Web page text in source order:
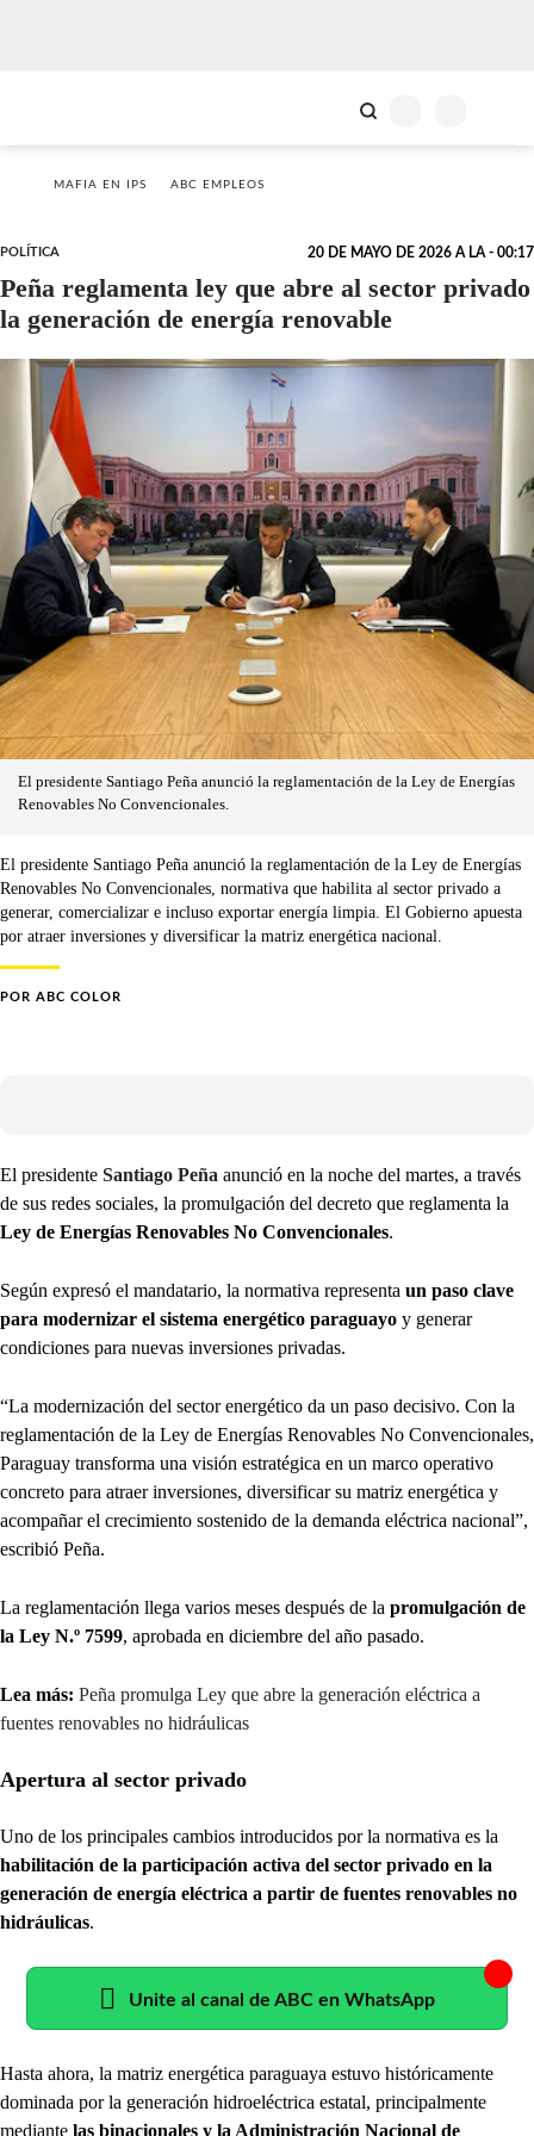
MAFIA EN IPS ABC EMPLEOS
POLÍTICA 20 DE MAYO DE 2026 A LA - 00:17
Peña reglamenta ley que abre al sector privado
la generación de energía renovable
El presidente Santiago Peña anunció la reglamentación de la Ley de Energías
Renovables No Convencionales.
El presidente Santiago Peña anunció la reglamentación de la Ley de Energías
Renovables No Convencionales, normativa que habilita al sector privado a
generar, comercializar e incluso exportar energía limpia. El Gobierno apuesta
por atraer inversiones y diversificar la matriz energética nacional.
POR ABC COLOR
El presidente Santiago Peña anunció en la noche del martes, a través
de sus redes sociales, la promulgación del decreto que reglamenta la
Ley de Energías Renovables No Convencionales.
Según expresó el mandatario, la normativa representa un paso clave
para modernizar el sistema energético paraguayo y generar
condiciones para nuevas inversiones privadas.
“La modernización del sector energético da un paso decisivo. Con la
reglamentación de la Ley de Energías Renovables No Convencionales,
Paraguay transforma una visión estratégica en un marco operativo
concreto para atraer inversiones, diversificar su matriz energética y
acompañar el crecimiento sostenido de la demanda eléctrica nacional”,
escribió Peña.
La reglamentación llega varios meses después de la promulgación de
la Ley N.º 7599, aprobada en diciembre del año pasado.
Lea más: Peña promulga Ley que abre la generación eléctrica a
fuentes renovables no hidráulicas
Apertura al sector privado
Uno de los principales cambios introducidos por la normativa es la
habilitación de la participación activa del sector privado en la
generación de energía eléctrica a partir de fuentes renovables no
hidráulicas.
Unite al canal de ABC en WhatsApp
Hasta ahora, la matriz energética paraguaya estuvo históricamente
dominada por la generación hidroeléctrica estatal, principalmente
mediante las binacionales y la Administración Nacional de